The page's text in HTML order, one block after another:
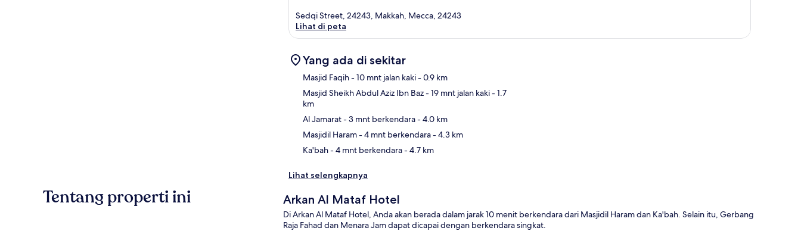
Sedqi Street, 24243, Makkah, Mecca, 24243
Lihat di peta
Yang ada di sekitar
Masjid Faqih- 10 mnt jalan kaki- 0.9 km
Masjid Sheikh Abdul Aziz Ibn Baz- 19 mnt jalan kaki- 1.7
km
Al Jamarat- 3 mnt berkendara- 4.0 km
Masjidil Haram- 4 mnt berkendara- 4.3 km
Ka'bah- 4 mnt berkendara- 4.7 km
Lihat selengkapnya
Tentang properti ini Arkan Al Mataf Hotel
Di Arkan Al Mataf Hotel, Anda akan berada dalam jarak 10 menit berkendara dari Masjidil Haram dan Ka'bah. Selain itu, Gerbang
Raja Fahad dan Menara Jam dapat dicapai dengan berkendara singkat.